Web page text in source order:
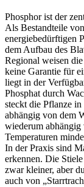
Phosphor ist der
Als Bestandteile
energiebedürftigen
dem Aufbau des
Regional weisen
keine Garantie für
liegt in der
Phosphat durch
steckt die Pflanze
abhängig von dem
wiederum
Temperaturen
In der Praxis sind
erkennen. Die
zwar kleiner, aber
auch von